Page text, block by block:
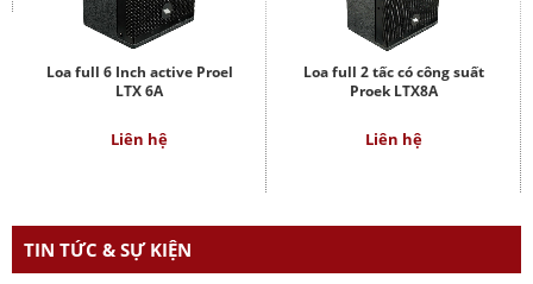
Loa full 6 Inch active Proel
LTX 6A
Liên hệ
Loa full 2 tấc có công suất
Proek LTX8A
Liên hệ
TIN TỨC & SỰ KIỆN